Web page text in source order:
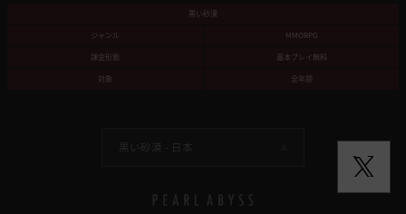
黒い砂漠
ジャンル
MMORPG
課金形態
基本プレイ無料
対象
全年齢
黒い砂漠 - 日本